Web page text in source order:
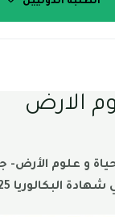
الارض
و علوم
البكالوريا 2025